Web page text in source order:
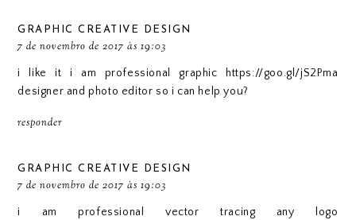
GRAPHIC CREATIVE DESIGN
7 de novembro de 2017 às 19:03
i like it i am professional graphic https://goo.gl/jS2Pma
designer and photo editor so i can help you?
responder
GRAPHIC CREATIVE DESIGN
7 de novembro de 2017 às 19:03
i am professional vector tracing any logo